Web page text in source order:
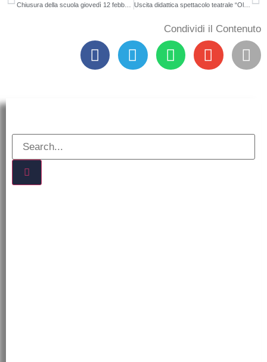
Uscita didattica spettacolo teatrale “Oliver Twist” teatro Gentile Cittanova
Condividi il Contenuto